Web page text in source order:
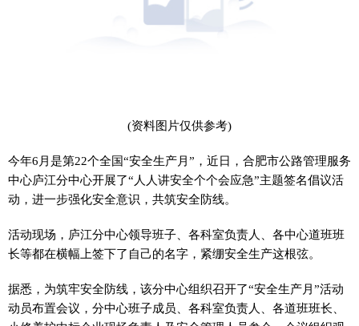
(资料图片仅供参考)
今年6月是第22个全国“安全生产月”，近日，合肥市公路管理服务
中心庐江分中心开展了“人人讲安全个个会应急”主题签名倡议活
动，进一步强化安全意识，共筑安全防线。
活动现场，庐江分中心领导班子、各科室负责人、各中心道班班
长等都在横幅上签下了自己的名字，紧绷安全生产这根弦。
据悉，为筑牢安全防线，该分中心组织召开了“安全生产月”活动
动员布置会议，分中心班子成员、各科室负责人、各道班班长、